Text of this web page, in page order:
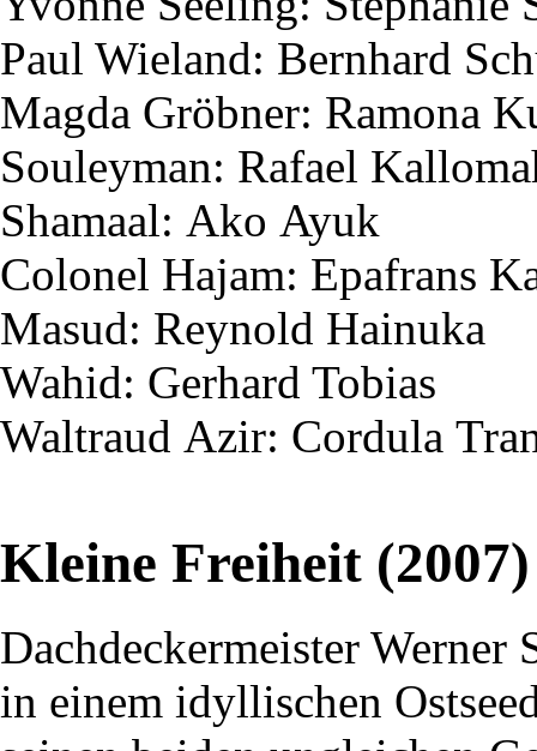
Paul Wieland: Bernhard
Magda Gröbner: Ramona
Souleyman: Rafael
Shamaal: Ako Ayuk
Colonel Hajam: Epafrans
Masud: Reynold Hainuka
Wahid: Gerhard Tobias
Waltraud Azir: Cordula
Kleine Freiheit (2007)
Dachdeckermeister
in einem idyllischen